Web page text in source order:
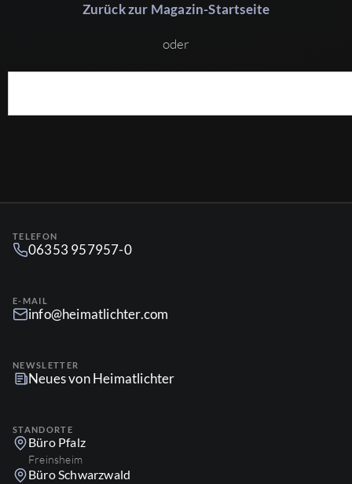
Zurück zur Magazin-Startseite
oder
TELEFON
06353 957957-0
E-MAIL
info@heimatlichter.com
NEWSLETTER
Neues von Heimatlichter
STANDORTE
Büro Pfalz
Freinsheim
Büro Schwarzwald